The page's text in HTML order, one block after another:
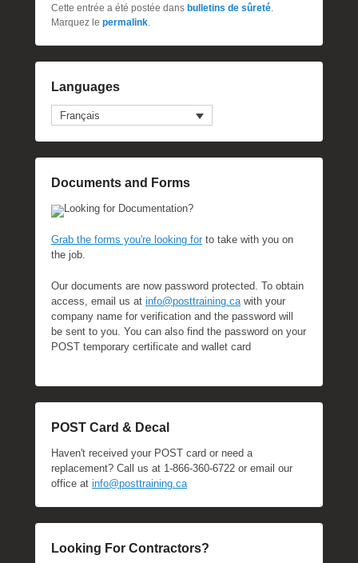
Cette entrée a été postée dans bulletins de sûreté
Marquez le permalink
Languages
Français
Documents and Forms
Looking for Documentation?
Grab the forms you're looking forto take with you on
the job.
Our documents are now password protected. To obtain
access, email us at info@posttraining.ca with your
company name for verification and the password will
be sent to you. You can also find the password on your
POST temporary certificate and wallet card
POST Card & Decal
Haven't received your POST card or need a
replacement? Call us at 1-866-360-6722 or email our
office at info@posttraining.ca
Looking For Contractors?